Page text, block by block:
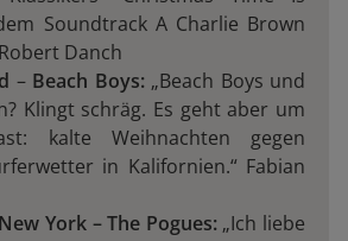
Soundtrack A Charlie Brown
Robert Danch
– Beach Boys:„Beach Boys und
Klingt schräg. Es geht aber um
kalte Weihnachten gegen
in Kalifornien.“ Fabian
York – The Pogues:„Ich liebe